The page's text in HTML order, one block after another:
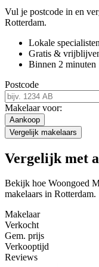
Vul je postcode in en
Rotterdam.
Lokale specialisten
Gratis &
Binnen 2 minuten
Postcode
Makelaar voor:
Aankoop
Vergelijk makelaars
Vergelijk met
Bekijk hoe Woongoed
makelaars in Rotterdam.
Makelaar
Verkocht
Gem. prijs
Verkooptijd
Reviews